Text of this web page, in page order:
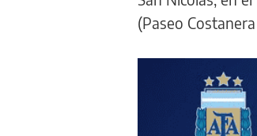
(Paseo